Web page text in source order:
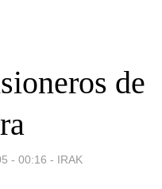
de
- 00:16 - IRAK